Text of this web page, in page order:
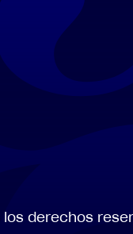
los derechos